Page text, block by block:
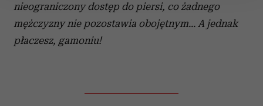
Wykorzystujemy pliki cookie do spersonalizowania treści
i reklam, aby oferować funkcje społecznościowe i
analizować ruch w naszej witrynie. Informacje o tym, jak
nieograniczony dostęp do piersi, co żadnego
mężczyzny nie pozostawia obojętnym... A jednak
płaczesz, gamoniu!